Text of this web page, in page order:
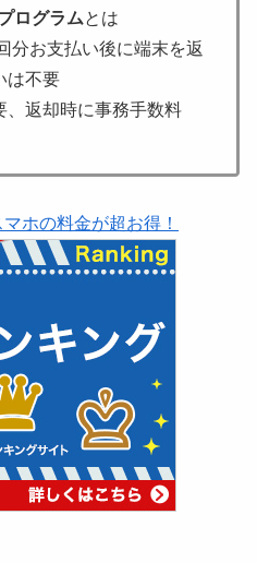
ログラムとは
分お支払い後に端末を返
は不要
返却時に事務手数料
ホの料金が超お得！